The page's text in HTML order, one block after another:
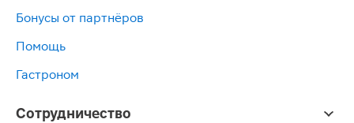
Бонусы от партнёров
Помощь
Гастроном
Сотрудничество